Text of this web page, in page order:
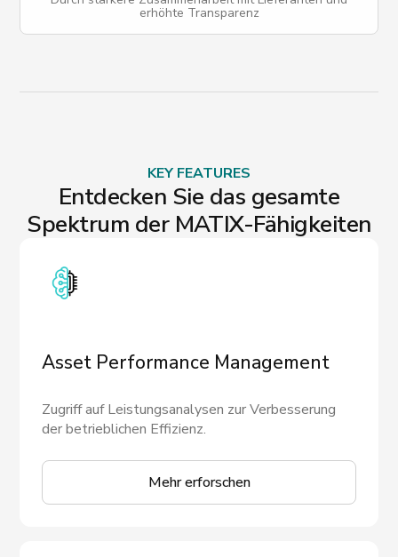
erhöhte Transparenz
KEY FEATURES
Entdecken Sie das gesamte
Spektrum der MATIX-Fähigkeiten
Asset Performance Management
Zugriff auf Leistungsanalysen zur Verbesserung
der betrieblichen Effizienz.
Mehr erforschen